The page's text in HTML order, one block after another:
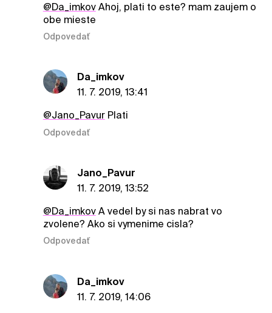
@Da_imkovAhoj, plati to este? mam zaujem o
obe mieste
Odpovedať
Da_imkov
11. 7. 2019, 13:41
@Jano_PavurPlati
Odpovedať
Jano_Pavur
11. 7. 2019, 13:52
@Da_imkovA vedel by si nas nabrat vo
zvolene? Ako si vymenime cisla?
Odpovedať
Da_imkov
11. 7. 2019, 14:06